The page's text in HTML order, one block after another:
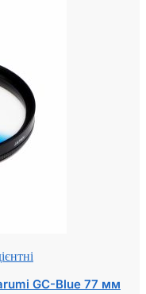
GC-Blue 77 мм